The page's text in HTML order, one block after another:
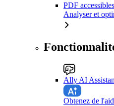
PDF accessibles
Analyser et
Ally AI
Obtenez de